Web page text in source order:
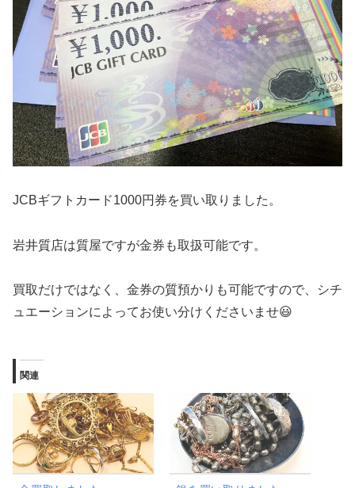
JCBギフトカード1000円券を買い取りました。
岩井質店は質屋ですが金券も取扱可能です。
買取だけではなく、金券の質預かりも可能ですので、シチ
ュエーションによってお使い分けくださいませ😃
関連